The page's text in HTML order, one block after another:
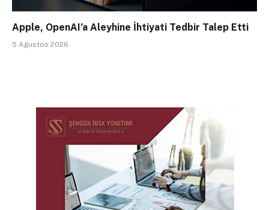
Apple, OpenAI’a Aleyhine İhtiyati Tedbir Talep Etti
5 Ağustos 2026